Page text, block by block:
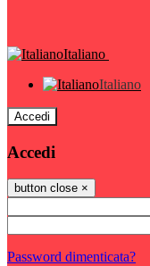
Italiano
Italiano
Accedi
Accedi
button close ×
Password dimenticata?